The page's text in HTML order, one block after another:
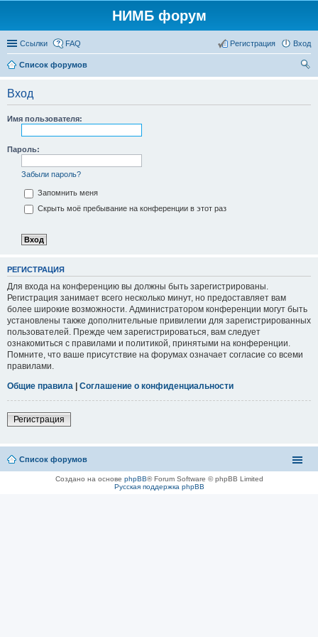
НИМБ форум
Ссылки FAQ Вход
Регистрация
Список форумов
Вход
Имя пользователя:
Пароль:
Забыли пароль?
Запомнить меня
Скрыть моё пребывание на конференции в этот раз
РЕГИСТРАЦИЯ
Для входа на конференцию вы должны быть зарегистрированы.
Регистрация занимает всего несколько минут, но предоставляет вам
более широкие возможности. Администратором конференции могут быть
установлены также дополнительные привилегии для зарегистрированных
пользователей. Прежде чем зарегистрироваться, вам следует
ознакомиться с правилами и политикой, принятыми на конференции.
Помните, что ваше присутствие на форумах означает согласие со всеми
правилами.
Общие правила | Соглашение о конфиденциальности
Регистрация
Список форумов
Создано на основе phpBB® Forum Software © phpBB Limited
Русская поддержка phpBB